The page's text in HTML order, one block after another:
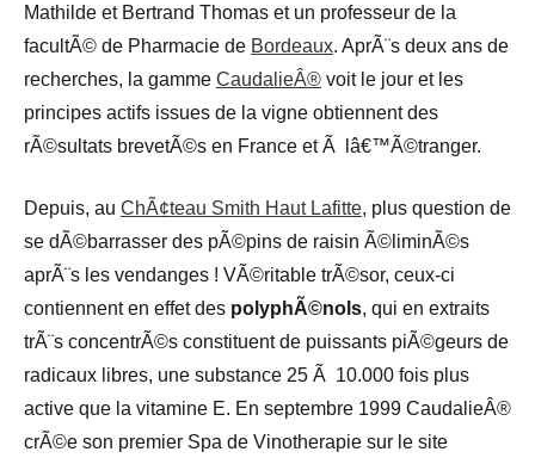
Mathilde et Bertrand Thomas et un professeur de la
facultÃ© de Pharmacie de Bordeaux. AprÃ¨s deux ans de
recherches, la gamme CaudalieÂ® voit le jour et les
principes actifs issues de la vigne obtiennent des
rÃ©sultats brevetÃ©s en France et Ã lâ€™Ã©tranger.
Depuis, au ChÃ¢teau Smith Haut Lafitte, plus question de
se dÃ©barrasser des pÃ©pins de raisin Ã©liminÃ©s
aprÃ¨s les vendanges ! VÃ©ritable trÃ©sor, ceux-ci
contiennent en effet des polyphÃ©nols, qui en extraits
trÃ¨s concentrÃ©s constituent de puissants piÃ©geurs de
radicaux libres, une substance 25 Ã 10.000 fois plus
active que la vitamine E. En septembre 1999 CaudalieÂ®
crÃ©e son premier Spa de Vinotherapie sur le site